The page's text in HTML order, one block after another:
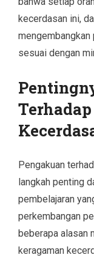
kecerdasan ini,
sesuai dengan
Pengakuan
langkah penting
pembelajaran
perkembangan
beberapa alasan
keragaman